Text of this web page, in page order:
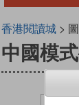
香港閱讀城>
中國模